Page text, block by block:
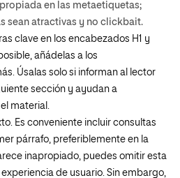
en las metaetiquetas;
sean atractivas y no clickbait.
clave en los encabezados H1 y
añádelas a los
Úsalas solo si informan al lector
sección y ayudan a
material.
Es conveniente incluir consultas
párrafo, preferiblemente en la
inapropiado, puedes omitir esta
de usuario. Sin embargo,